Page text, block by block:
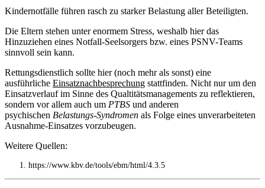
Kindernotfälle führen rasch zu starker Belastung aller Beteiligten.
Die Eltern stehen unter enormem Stress, weshalb hier das
Hinzuziehen eines Notfall-Seelsorgers bzw. eines PSNV-Teams
sinnvoll sein kann.
Rettungsdienstlich sollte hier (noch mehr als sonst) eine
ausführliche Einsatznachbesprechung stattfinden. Nicht nur um den
Einsatzverlauf im Sinne des Qualtitätsmanagements zu reflektieren,
sondern vor allem auch um PTBS und anderen
psychischen Belastungs-Syndromen als Folge eines unverarbeiteten
Ausnahme-Einsatzes vorzubeugen.
Weitere Quellen:
https://www.kbv.de/tools/ebm/html/4.3.5